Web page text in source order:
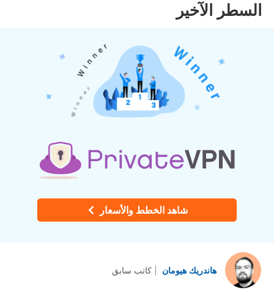
السطر الآخير
شاهد الخطط والأسعار
هاندريك هيومان كاتب سابق